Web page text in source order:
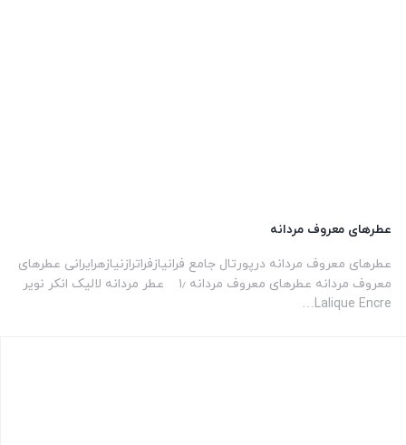
عطرهای معروف مردانه
عطرهای معروف مردانه درپورتال جامع فرانیازفراترازنیازهرایرانی عطرهای
معروف مردانه عطرهای معروف مردانه ۱٫ عطر مردانه لالیک انکر نویر
Lalique Encre…